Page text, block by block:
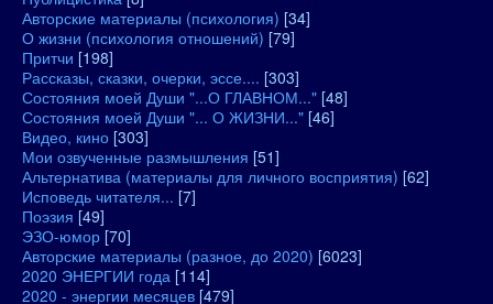
Авторские материалы (психология) [34]
О жизни (психология отношений) [79]
Притчи [198]
Рассказы, сказки, очерки, эссе.... [303]
Состояния моей Души "...О ГЛАВНОМ..." [48]
Состояния моей Души "... О ЖИЗНИ..." [46]
Видео, кино [303]
Мои озвученные размышления [51]
Альтернатива (материалы для личного восприятия) [62]
Исповедь читателя... [7]
Поэзия [49]
ЭЗО-юмор [70]
Авторские материалы (разное, до 2020) [6023]
2020 ЭНЕРГИИ года [114]
2020 - энергии месяцев [479]